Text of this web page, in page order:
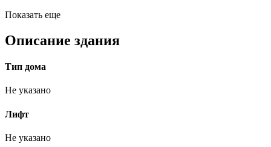
Показать еще
Описание здания
Тип дома
Не указано
Лифт
Не указано